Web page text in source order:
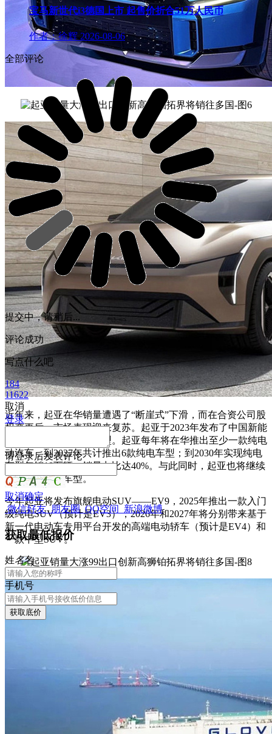
近年来，起亚在华销量遭遇了“断崖式”下滑，而在合资公司股
权变更后，市场表现迎来复苏。起亚于2023年发布了中国新能
源战略，开启电动化转型。起亚每年将在华推出至少一款纯电
动汽车，到2027年共计推出6款纯电车型；到2030年实现纯电
车型年销18万辆，销量占比达40%。与此同时，起亚也将继续
开发新的燃油车型。
今年起亚将发布旗舰电动SUV——EV9，2025年推出一款入门
级纯电SUV（预计是EV3），2026年和2027年将分别带来基于
新一代电动车专用平台开发的高端电动轿车（预计是EV4）和
一款中型SUV。
宝马新世代i3德国上市 起售价折合51万人民币
作者：徐辉 2026-08-06
全部评论
提交中，请稍后...
评论成功
写点什么吧
184
11622
取消
登录
请登录后发表评论
取消确定
微信好友 朋友圈 QQ空间 新浪微博
获取最低报价
姓名名
手机号
获取底价